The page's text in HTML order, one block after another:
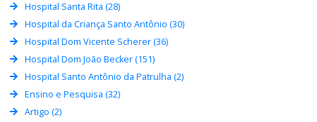
Hospital Santa Rita (28)
Hospital da Criança Santo Antônio (30)
Hospital Dom Vicente Scherer (36)
Hospital Dom João Becker (151)
Hospital Santo Antônio da Patrulha (2)
Ensino e Pesquisa (32)
Artigo (2)